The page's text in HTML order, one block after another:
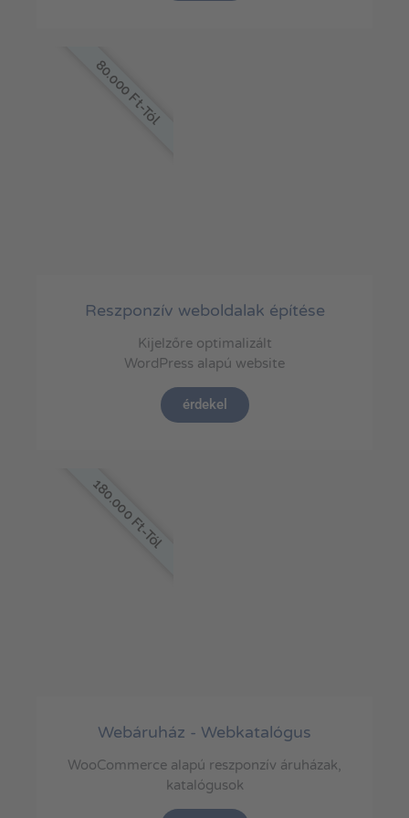
Reszponzív weboldalak építése
Kijelzőre optimalizált
WordPress alapú website
érdekel
80.000 Ft-Tól
Webáruház - Webkatalógus
WooCommerce alapú reszponzív áruházak,
katalógusok
180.000 Ft-Tól